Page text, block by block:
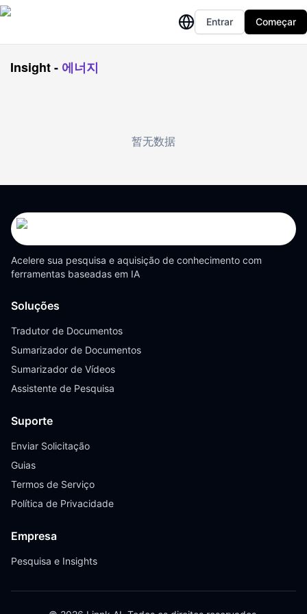
Entrar Começar
Insight- 에너지
暂无数据
Acelere sua pesquisa e aquisição de conhecimento com
ferramentas baseadas em IA
Soluções
Tradutor de Documentos
Sumarizador de Documentos
Sumarizador de Vídeos
Assistente de Pesquisa
Suporte
Enviar Solicitação
Guias
Termos de Serviço
Política de Privacidade
Empresa
Pesquisa e Insights